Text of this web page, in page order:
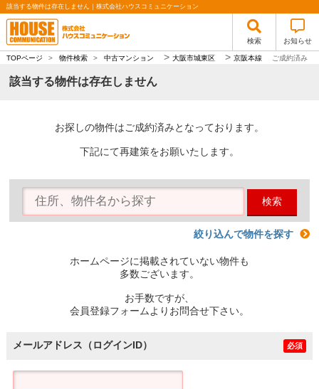
該当する物件は存在しません｜株式会社ハウスコミュニケーション
検索 お知らせ
TOPページ > 物件検索 > 中古マンション > 大阪市城東区 > 京阪本線 ご成約済み
該当する物件は存在しません
お探しの物件はご成約済みとなっております。
下記にて再建策をお願いたします。
検索
絞り込んで物件を探す
ホームページに掲載されていない物件も
多数ございます。
お手数ですが、
会員登録フォームよりお問合せ下さい。
メールアドレス（ログインID） 必須